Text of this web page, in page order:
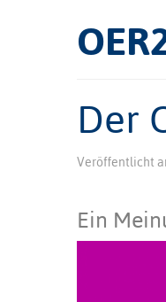
Der
Veröffentlicht
Ein